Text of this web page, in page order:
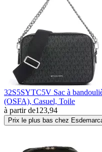
32S5SYTC5V Sac à
(OSFA), Casuel, Toile
à partir de123,94
Prix le plus bas chez